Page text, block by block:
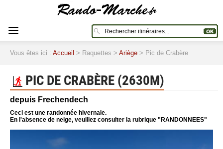
Vous êtes ici : Accueil > Raquettes > Ariège > Pic de Crabère
PIC DE CRABÈRE (2630M)
depuis Frechendech
Ceci est une randonnée hivernale.
En l'absence de neige, veuillez consulter la rubrique "RANDONNEES"